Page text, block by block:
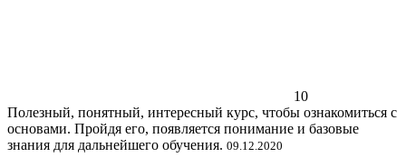
10
Полезный, понятный, интересный курс, чтобы ознакомиться с
основами. Пройдя его, появляется понимание и базовые
знания для дальнейшего обучения. 09.12.2020